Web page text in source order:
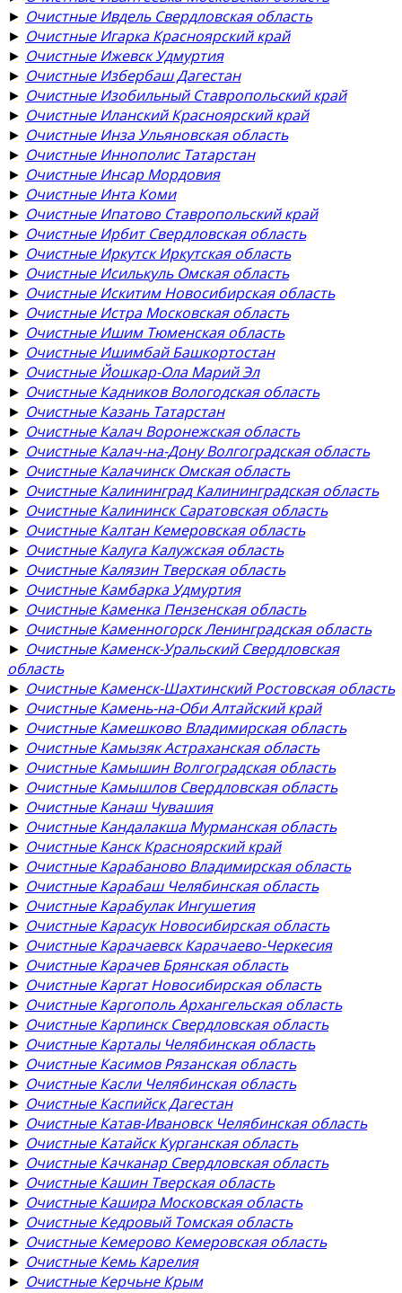
► Очистные Ивдель Свердловская область
► Очистные Игарка Красноярский край
► Очистные Ижевск Удмуртия
► Очистные Избербаш Дагестан
► Очистные Изобильный Ставропольский край
► Очистные Иланский Красноярский край
► Очистные Инза Ульяновская область
► Очистные Иннополис Татарстан
► Очистные Инсар Мордовия
► Очистные Инта Коми
► Очистные Ипатово Ставропольский край
► Очистные Ирбит Свердловская область
► Очистные Иркутск Иркутская область
► Очистные Исилькуль Омская область
► Очистные Искитим Новосибирская область
► Очистные Истра Московская область
► Очистные Ишим Тюменская область
► Очистные Ишимбай Башкортостан
► Очистные Йошкар-Ола Марий Эл
► Очистные Кадников Вологодская область
► Очистные Казань Татарстан
► Очистные Калач Воронежская область
► Очистные Калач-на-Дону Волгоградская область
► Очистные Калачинск Омская область
► Очистные Калининград Калининградская область
► Очистные Калининск Саратовская область
► Очистные Калтан Кемеровская область
► Очистные Калуга Калужская область
► Очистные Калязин Тверская область
► Очистные Камбарка Удмуртия
► Очистные Каменка Пензенская область
► Очистные Каменногорск Ленинградская область
► Очистные Каменск-Уральский Свердловская
область
► Очистные Каменск-Шахтинский Ростовская область
► Очистные Камень-на-Оби Алтайский край
► Очистные Камешково Владимирская область
► Очистные Камызяк Астраханская область
► Очистные Камышин Волгоградская область
► Очистные Камышлов Свердловская область
► Очистные Канаш Чувашия
► Очистные Кандалакша Мурманская область
► Очистные Канск Красноярский край
► Очистные Карабаново Владимирская область
► Очистные Карабаш Челябинская область
► Очистные Карабулак Ингушетия
► Очистные Карасук Новосибирская область
► Очистные Карачаевск Карачаево-Черкесия
► Очистные Карачев Брянская область
► Очистные Каргат Новосибирская область
► Очистные Каргополь Архангельская область
► Очистные Карпинск Свердловская область
► Очистные Карталы Челябинская область
► Очистные Касимов Рязанская область
► Очистные Касли Челябинская область
► Очистные Каспийск Дагестан
► Очистные Катав-Ивановск Челябинская область
► Очистные Катайск Курганская область
► Очистные Качканар Свердловская область
► Очистные Кашин Тверская область
► Очистные Кашира Московская область
► Очистные Кедровый Томская область
► Очистные Кемерово Кемеровская область
► Очистные Кемь Карелия
► Очистные Керчьне Крым